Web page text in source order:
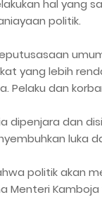
hal yang
politik.
yang lebih
Pelaku dan
dipenjara dan
luka
politik akan
Menteri